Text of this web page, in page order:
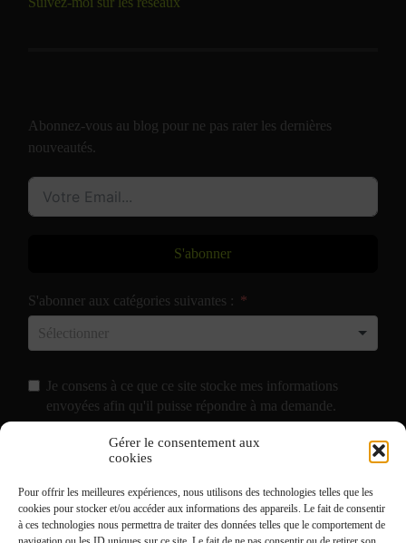
Gérer le consentement aux
cookies
Pour offrir les meilleures expériences, nous utilisons des technologies telles que les
cookies pour stocker et/ou accéder aux informations des appareils. Le fait de consentir
à ces technologies nous permettra de traiter des données telles que le comportement de
Abonnez-vous au blog pour ne pas rater les dernières
nouveautés.
S'abonner
S'abonner aux catégories suivantes :
Je consens à ce que ce site stocke mes informations
envoyées afin qu'il puisse répondre à ma demande.
J'accepte de recevoir vos e-mails et confirme avoir pris
Mentions Légales.